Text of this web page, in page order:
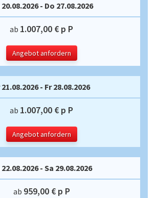
- Do 27.08.2026
ab 1.007,00 € p P
Angebot anfordern
21.08.2026 - Fr 28.08.2026
ab 1.007,00 € p P
Angebot anfordern
- Sa 29.08.2026
ab 959,00 € p P